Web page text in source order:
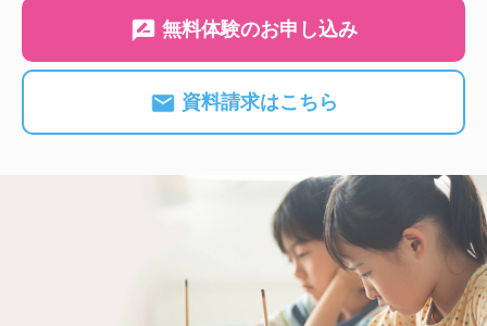
無料体験のお申し込み
資料請求はこちら